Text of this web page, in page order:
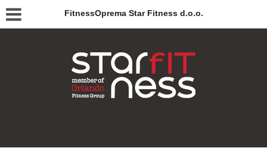
FitnessOprema Star Fitness d.o.o.